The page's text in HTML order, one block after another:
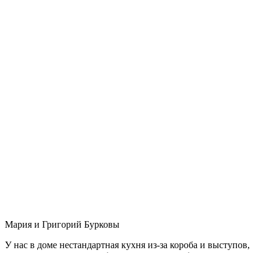
Мария и Григорий Бурковы
У нас в доме нестандартная кухня из-за короба и выступов,